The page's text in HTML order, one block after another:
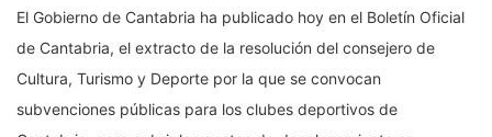
El Gobierno de Cantabria ha publicado hoy en el Boletín Oficial
de Cantabria, el extracto de la resolución del consejero de
Cultura, Turismo y Deporte por la que se convocan
subvenciones públicas para los clubes deportivos de